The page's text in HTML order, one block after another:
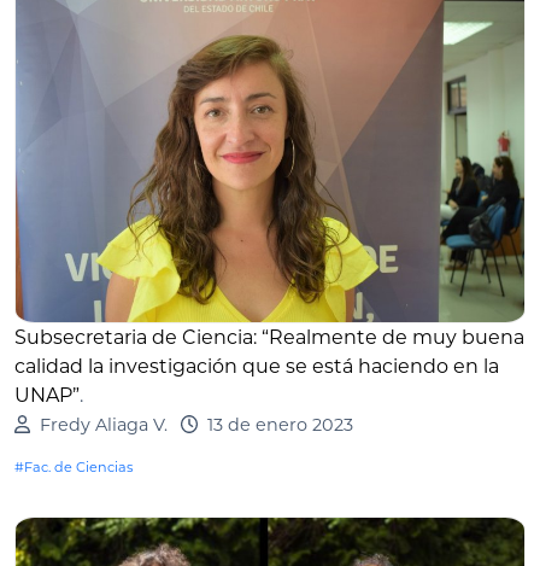
Subsecretaria de Ciencia: “Realmente de muy buena
calidad la investigación que se está haciendo en la
UNAP”.
Fredy Aliaga V. 13 de enero 2023
#Fac. de Ciencias